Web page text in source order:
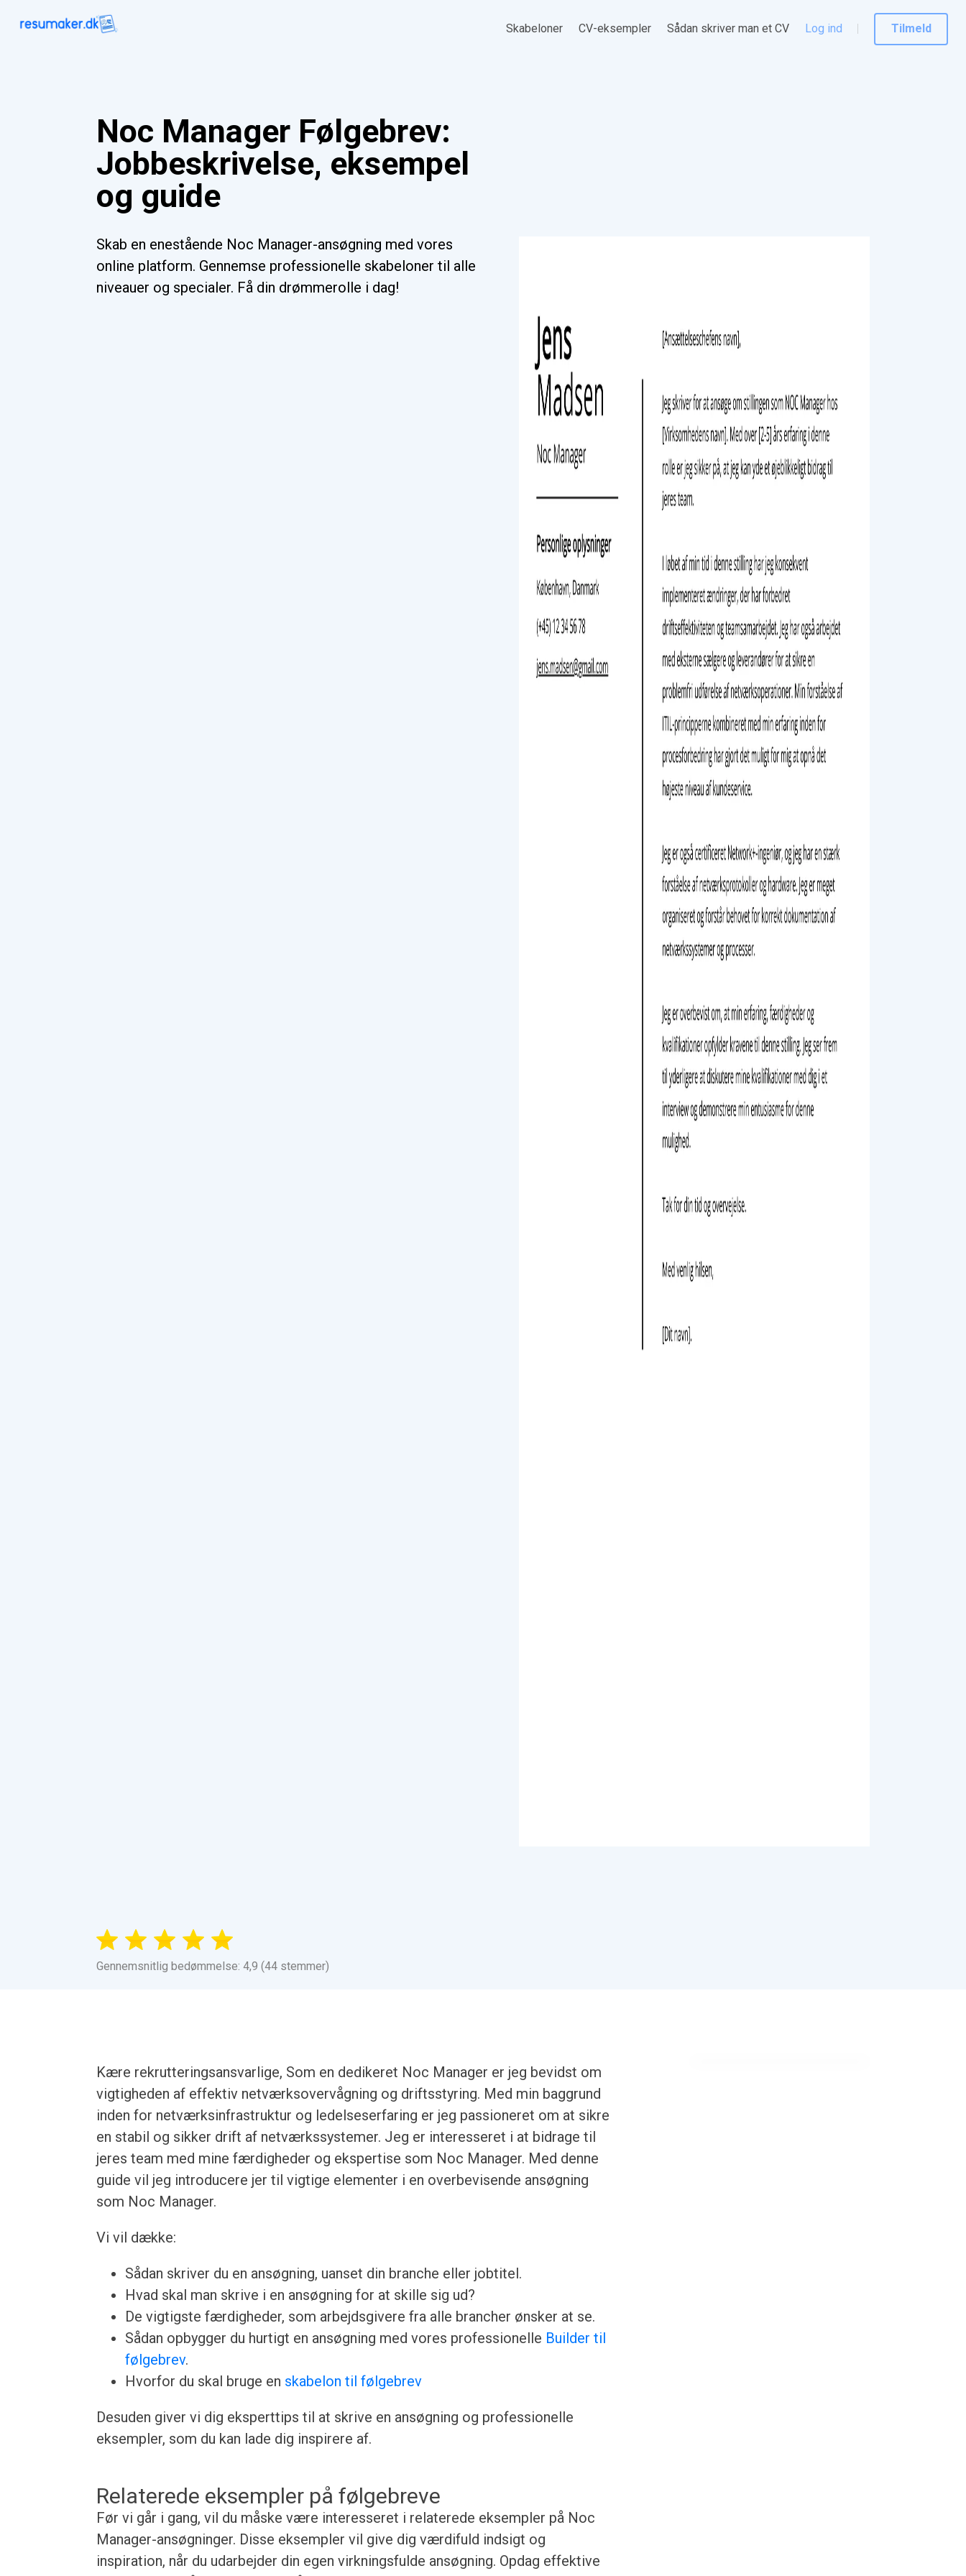
Skabeloner CV-eksempler Sådan skriver man et CV Log ind Tilmeld
Noc Manager Følgebrev:
Jobbeskrivelse, eksempel
og guide
Skab en enestående Noc Manager-ansøgning med vores
online platform. Gennemse professionelle skabeloner til alle
niveauer og specialer. Få din drømmerolle i dag!
Gennemsnitlig bedømmelse: 4,9 (44 stemmer)
Kære rekrutteringsansvarlige, Som en dedikeret Noc Manager er jeg bevidst om
vigtigheden af effektiv netværksovervågning og driftsstyring. Med min baggrund
inden for netværksinfrastruktur og ledelseserfaring er jeg passioneret om at sikre
en stabil og sikker drift af netværkssystemer. Jeg er interesseret i at bidrage til
jeres team med mine færdigheder og ekspertise som Noc Manager. Med denne
guide vil jeg introducere jer til vigtige elementer i en overbevisende ansøgning
som Noc Manager.
Vi vil dække:
Sådan skriver du en ansøgning, uanset din branche eller jobtitel.
Hvad skal man skrive i en ansøgning for at skille sig ud?
De vigtigste færdigheder, som arbejdsgivere fra alle brancher ønsker at se.
Sådan opbygger du hurtigt en ansøgning med vores professionelle Builder til
følgebrev.
Hvorfor du skal bruge en skabelon til følgebrev
Desuden giver vi dig eksperttips til at skrive en ansøgning og professionelle
eksempler, som du kan lade dig inspirere af.
Relaterede eksempler på følgebreve
Før vi går i gang, vil du måske være interesseret i relaterede eksempler på Noc
Manager-ansøgninger. Disse eksempler vil give dig værdifuld indsigt og
inspiration, når du udarbejder din egen virkningsfulde ansøgning. Opdag effektive